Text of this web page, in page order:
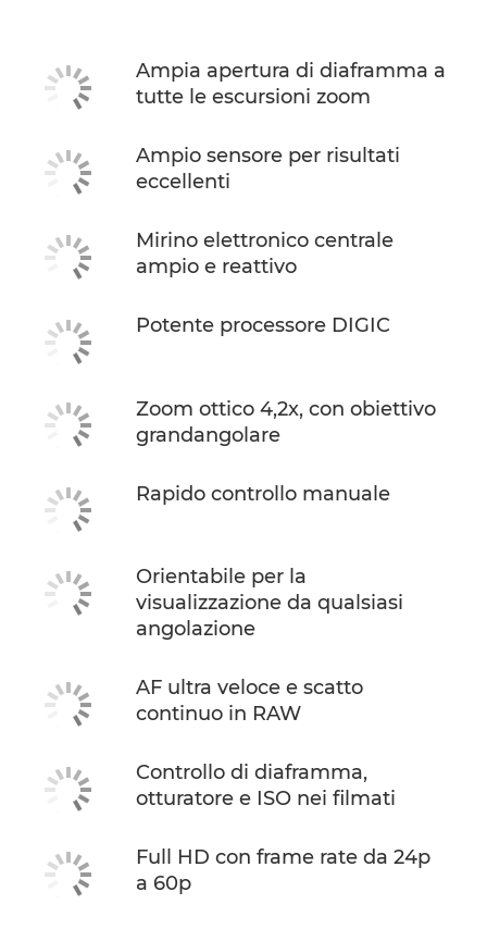
Ampia apertura di diaframma a
tutte le escursioni zoom
Ampio sensore per risultati
eccellenti
Mirino elettronico centrale
ampio e reattivo
Potente processore DIGIC
Zoom ottico 4,2x, con obiettivo
grandangolare
Rapido controllo manuale
Orientabile per la
visualizzazione da qualsiasi
angolazione
AF ultra veloce e scatto
continuo in RAW
Controllo di diaframma,
otturatore e ISO nei filmati
Full HD con frame rate da 24p
a 60p